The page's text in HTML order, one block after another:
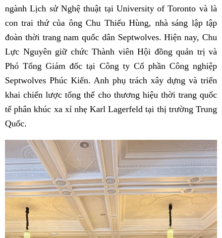
ngành Lịch sử Nghệ thuật tại University of Toronto và là
con trai thứ của ông Chu Thiếu Hùng, nhà sáng lập tập
đoàn thời trang nam quốc dân Septwolves. Hiện nay, Chu
Lực Nguyên giữ chức Thành viên Hội đồng quản trị và
Phó Tổng Giám đốc tại Công ty Cổ phần Công nghiệp
Septwolves Phúc Kiến. Anh phụ trách xây dựng và triển
khai chiến lược tổng thể cho thương hiệu thời trang quốc
tế phân khúc xa xỉ nhẹ Karl Lagerfeld tại thị trường Trung
Quốc.